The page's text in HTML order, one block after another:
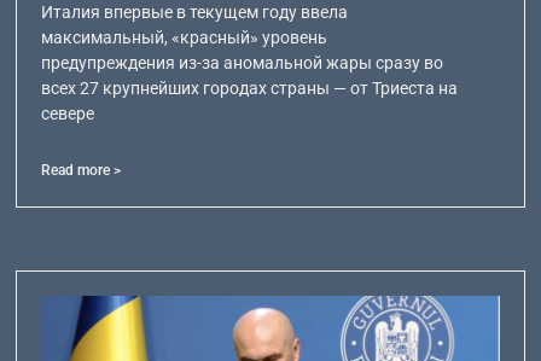
Италия впервые в текущем году ввела
максимальный, «красный» уровень
предупреждения из-за аномальной жары сразу во
всех 27 крупнейших городах страны — от Триеста на
севере
Read more >